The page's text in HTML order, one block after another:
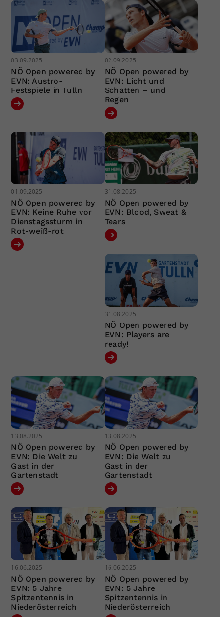
03.09.2025
NÖ Open powered by
EVN: Austro-
Festspiele in Tulln
02.09.2025
NÖ Open powered by
EVN: Licht und
Schatten – und
Regen
01.09.2025
NÖ Open powered by
EVN: Keine Ruhe vor
Dienstagssturm in
Rot-weiß-rot
31.08.2025
NÖ Open powered by
EVN: Blood, Sweat &
Tears
31.08.2025
NÖ Open powered by
EVN: Players are
ready!
13.08.2025
NÖ Open powered by
EVN: Die Welt zu
Gast in der
Gartenstadt
13.08.2025
NÖ Open powered by
EVN: Die Welt zu
Gast in der
Gartenstadt
16.06.2025
NÖ Open powered by
EVN: 5 Jahre
Spitzentennis in
Niederösterreich
16.06.2025
NÖ Open powered by
EVN: 5 Jahre
Spitzentennis in
Niederösterreich